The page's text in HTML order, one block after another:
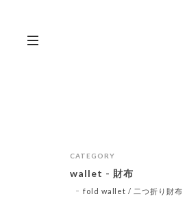
CATEGORY
wallet - 財布
fold wallet / 二つ折り財布